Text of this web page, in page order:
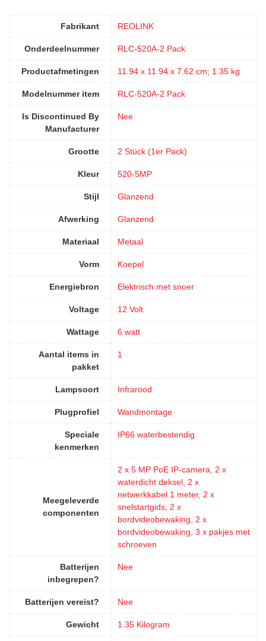
Fabrikant ‎REOLINK
Onderdeelnummer ‎RLC-520A-2 Pack
Productafmetingen ‎11.94 x 11.94 x 7.62 cm; 1.35 kg
Modelnummer item ‎RLC-520A-2 Pack
Is Discontinued By
Manufacturer
‎Nee
Grootte ‎2 Stück (1er Pack)
Kleur ‎520-5MP
Stijl ‎Glanzend
Afwerking ‎Glanzend
Materiaal ‎Metaal
Vorm ‎Koepel
Energiebron ‎Elektrisch met snoer
Voltage ‎12 Volt
Wattage ‎6 watt
Aantal items in
pakket
‎1
Lampsoort ‎Infrarood
Plugprofiel ‎Wandmontage
Speciale
kenmerken
‎IP66 waterbestendig
Meegeleverde
componenten
‎2 x 5 MP PoE IP-camera, 2 x
waterdicht deksel, 2 x
netwerkkabel 1 meter, 2 x
snelstartgids, 2 x
bordvideobewaking, 2 x
bordvideobewaking, 3 x pakjes met
schroeven
Batterijen
inbegrepen?
‎Nee
Batterijen vereist? ‎Nee
Gewicht ‎1.35 Kilogram